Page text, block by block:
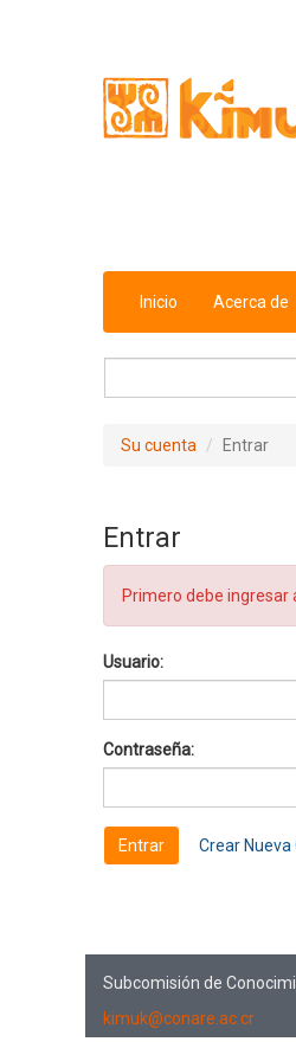
Inicio Acerca de
Su cuenta Entrar
Entrar
Primero debe ingresar
Usuario:
Contraseña:
Crear Nueva
Subcomisión de
kimuk@conare.ac.cr